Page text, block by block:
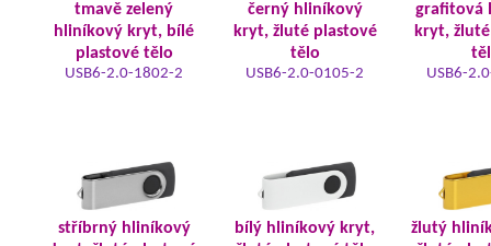
tmavě zelený
hliníkový kryt, bílé
plastové tělo
USB6-2.0-1802-2
černý hliníkový
kryt, žluté plastové
tělo
USB6-2.0-0105-2
grafitová
kryt,
USB6-
stříbrný hliníkový
bílý hliníkový kryt,
žlutý